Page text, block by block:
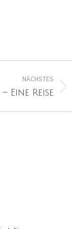
NÄCHSTES
Eine Reise